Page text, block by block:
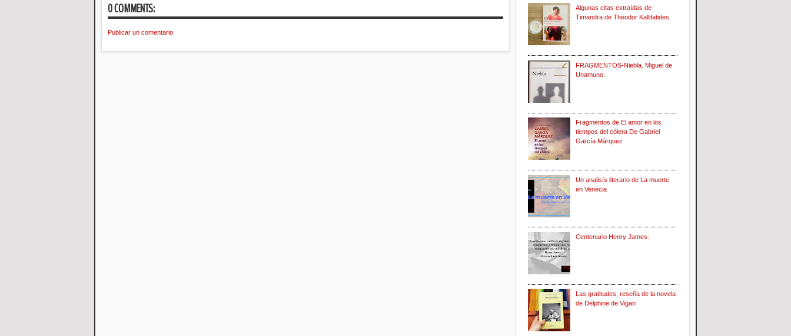
0 COMMENTS:
Publicar un comentario
Algunas citas extraídas de
Timandra de Theodor Kallifatides
FRAGMENTOS-Niebla. Miguel de
Unamuno.
Fragmentos de El amor en los
tiempos del cólera De Gabriel
García Márquez
Un analisís literario de La muerte
en Venecia
Centenario Henry James.
Las gratitudes, reseña de la novela
de Delphine de Vigan